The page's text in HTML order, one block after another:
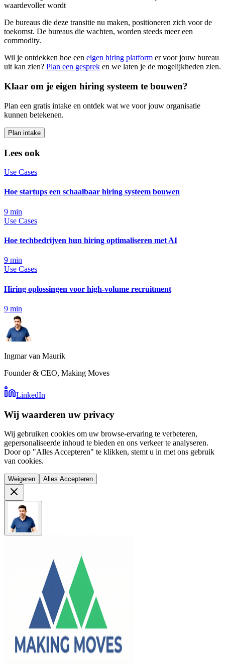
waardevoller wordt
De bureaus die deze transitie nu maken, positioneren zich voor de
toekomst. De bureaus die wachten, worden steeds meer een
commodity.
Wil je ontdekken hoe een eigen hiring platform er voor jouw bureau
uit kan zien? Plan een gesprek en we laten je de mogelijkheden zien.
Klaar om je eigen hiring systeem te bouwen?
Plan een gratis intake en ontdek wat we voor jouw organisatie
kunnen betekenen.
Plan intake
Lees ook
Use Cases
Hoe startups een schaalbaar hiring systeem bouwen
9 min
Use Cases
Hoe techbedrijven hun hiring optimaliseren met AI
9 min
Use Cases
Hiring oplossingen voor high-volume recruitment
9 min
Ingmar van Maurik
Founder & CEO, Making Moves
LinkedIn
Wij waarderen uw privacy
Wij gebruiken cookies om uw browse-ervaring te verbeteren,
gepersonaliseerde inhoud te bieden en ons verkeer te analyseren.
Door op "Alles Accepteren" te klikken, stemt u in met ons gebruik
van cookies.
Weigeren Alles Accepteren